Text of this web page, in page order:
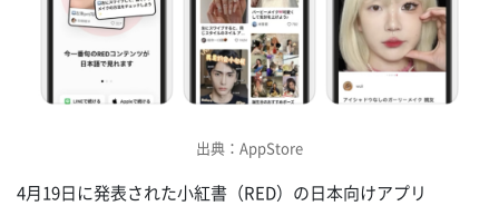
出典：AppStore
4月19日に発表された小紅書（RED）の日本向けアプリ